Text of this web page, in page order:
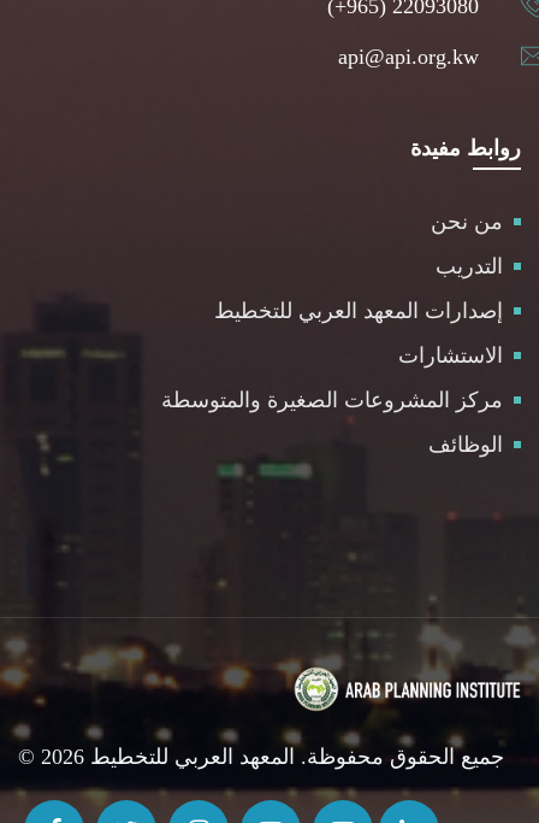
(+965) 22093080
api@api.org.kw
روابط مفيدة
من نحن
التدريب
إصدارات المعهد العربي للتخطيط
الاستشارات
مركز المشروعات الصغيرة والمتوسطة
الوظائف
© 2026 جميع الحقوق محفوظة. المعهد العربي للتخطيط